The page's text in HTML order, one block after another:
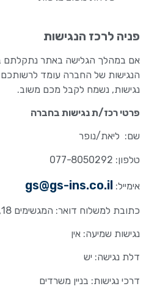
פניה לרכז הנגישות
אם במהלך הגלישה באתר נתקלתם
הנגישות של החברה עומד לרשותכם
נגישות, נשמח לקבל מכם משוב.
פרטי רכז/ת נגישות בחברה
שם: ליאת/נופר
טלפון: 077-8050292
אימייל: gs@gs-ins.co.il
כתובת למשלוח דואר: המגשימים 18, פתח תקווה
נגישות שמיעה: אין
דלת נגישה: יש
דרכי נגישות: בניין משרדים